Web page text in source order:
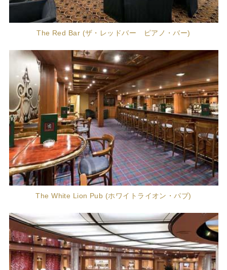
The Red Bar (ザ・レッドバー ピアノ・バー)
The White Lion Pub (ホワイトライオン・パブ)